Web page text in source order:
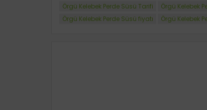
Örgü Kelebek Perde Süsü Tarifi
Örgü Kelebek
Örgü Kelebek Perde Süsü fiyatı
Örgü Kelebek